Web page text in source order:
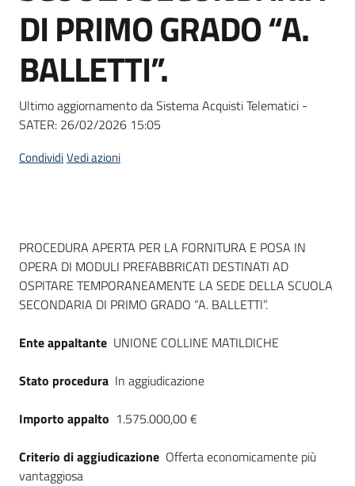
su
DI PRIMO GRADO “A.
BALLETTI”.
Ultimo aggiornamento da Sistema Acquisti Telematici -
SATER: 26/02/2026 15:05
CondividiVedi azioni
Dati del bando
PROCEDURA APERTA PER LA FORNITURA E POSA IN
OPERA DI MODULI PREFABBRICATI DESTINATI AD
OSPITARE TEMPORANEAMENTE LA SEDE DELLA SCUOLA
SECONDARIA DI PRIMO GRADO “A. BALLETTI”.
Ente appaltante UNIONE COLLINE MATILDICHE
Stato procedura In aggiudicazione
Importo appalto 1.575.000,00 €
Criterio di aggiudicazione Offerta economicamente più
vantaggiosa